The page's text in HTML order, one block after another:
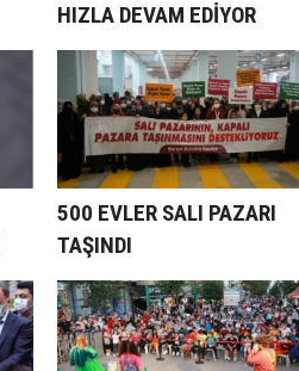
HIZLA DEVAM EDİYOR
500 EVLER SALI PAZARI
TAŞINDI